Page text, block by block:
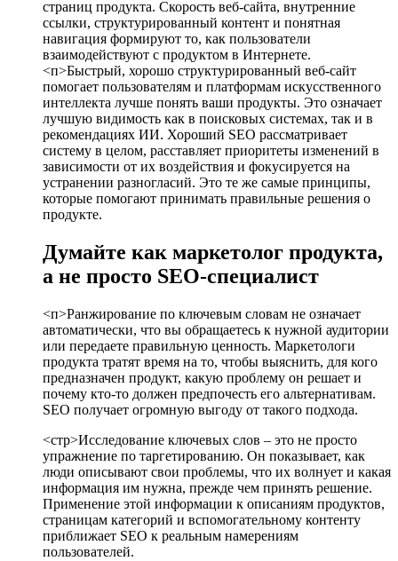
страниц продукта. Скорость веб-сайта, внутренние
ссылки, структурированный контент и понятная
навигация формируют то, как пользователи
взаимодействуют с продуктом в Интернете.
<п>Быстрый, хорошо структурированный веб-сайт
помогает пользователям и платформам искусственного
интеллекта лучше понять ваши продукты. Это означает
лучшую видимость как в поисковых системах, так и в
рекомендациях ИИ. Хороший SEO рассматривает
систему в целом, расставляет приоритеты изменений в
зависимости от их воздействия и фокусируется на
устранении разногласий. Это те же самые принципы,
которые помогают принимать правильные решения о
продукте.
Думайте как маркетолог продукта,
а не просто SEO-специалист
<п>Ранжирование по ключевым словам не означает
автоматически, что вы обращаетесь к нужной аудитории
или передаете правильную ценность. Маркетологи
продукта тратят время на то, чтобы выяснить, для кого
предназначен продукт, какую проблему он решает и
почему кто-то должен предпочесть его альтернативам.
SEO получает огромную выгоду от такого подхода.
<стр>Исследование ключевых слов – это не просто
упражнение по таргетированию. Он показывает, как
люди описывают свои проблемы, что их волнует и какая
информация им нужна, прежде чем принять решение.
Применение этой информации к описаниям продуктов,
страницам категорий и вспомогательному контенту
приближает SEO к реальным намерениям
пользователей.